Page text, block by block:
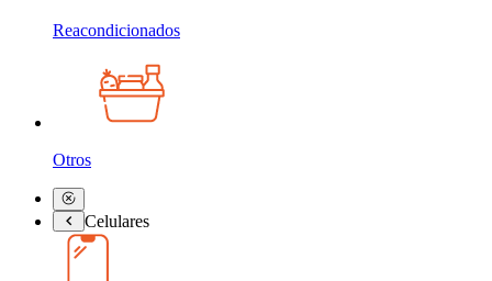
Reacondicionados
Otros
Celulares